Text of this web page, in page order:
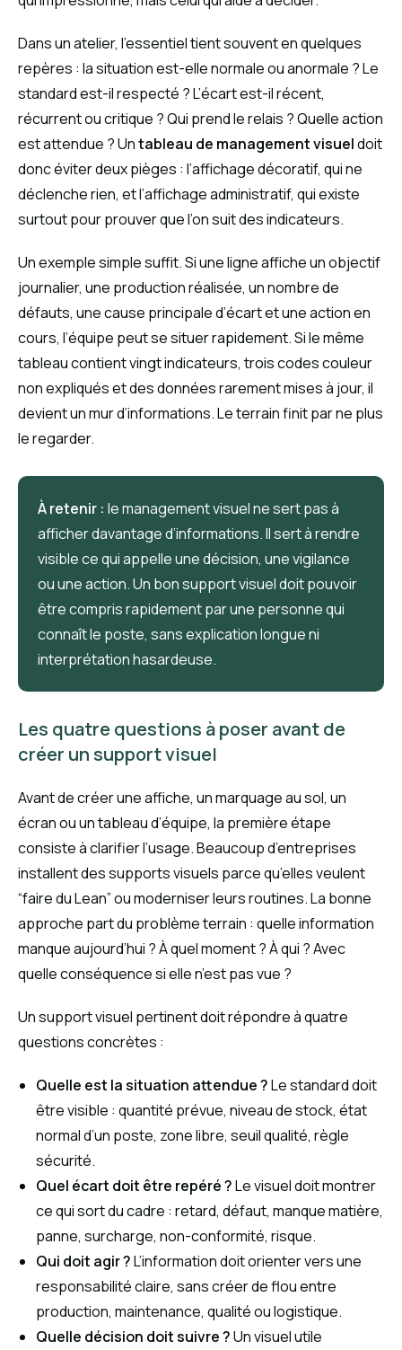
Dans un atelier, l’essentiel tient souvent en quelques
repères : la situation est-elle normale ou anormale ? Le
standard est-il respecté ? L’écart est-il récent,
récurrent ou critique ? Qui prend le relais ? Quelle action
est attendue ? Untableau de management visueldoit
donc éviter deux pièges : l’affichage décoratif, qui ne
déclenche rien, et l’affichage administratif, qui existe
surtout pour prouver que l’on suit des indicateurs.
Un exemple simple suffit. Si une ligne affiche un objectif
journalier, une production réalisée, un nombre de
défauts, une cause principale d’écart et une action en
cours, l’équipe peut se situer rapidement. Si le même
tableau contient vingt indicateurs, trois codes couleur
non expliqués et des données rarement mises à jour, il
devient un mur d’informations. Le terrain finit par ne plus
le regarder.
À retenir : le management visuel ne sert pas à
afficher davantage d’informations. Il sert à rendre
visible ce qui appelle une décision, une vigilance
ou une action. Un bon support visuel doit pouvoir
être compris rapidement par une personne qui
connaît le poste, sans explication longue ni
interprétation hasardeuse.
Les quatre questions à poser avant de
créer un support visuel
Avant de créer une affiche, un marquage au sol, un
écran ou un tableau d’équipe, la première étape
consiste à clarifier l’usage. Beaucoup d’entreprises
installent des supports visuels parce qu’elles veulent
“faire du Lean” ou moderniser leurs routines. La bonne
approche part du problème terrain : quelle information
manque aujourd’hui ? À quel moment ? À qui ? Avec
quelle conséquence si elle n’est pas vue ?
Un support visuel pertinent doit répondre à quatre
questions concrètes :
Quelle est la situation attendue ?Le standard doit
être visible : quantité prévue, niveau de stock, état
normal d’un poste, zone libre, seuil qualité, règle
sécurité.
Quel écart doit être repéré ?Le visuel doit montrer
ce qui sort du cadre : retard, défaut, manque matière,
panne, surcharge, non-conformité, risque.
Qui doit agir ?L’information doit orienter vers une
responsabilité claire, sans créer de flou entre
production, maintenance, qualité ou logistique.
Quelle décision doit suivre ?Un visuel utile